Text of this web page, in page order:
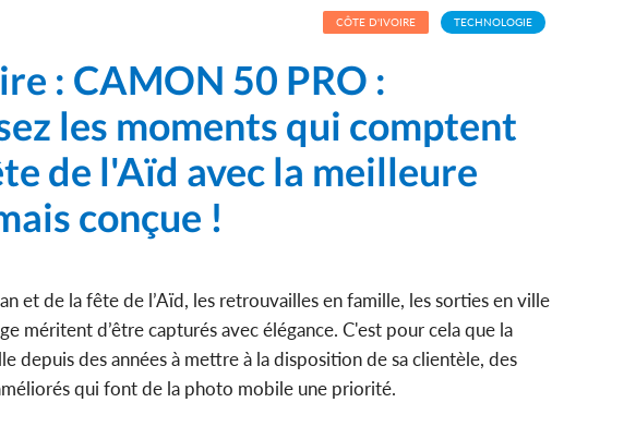
CÔTE D'IVOIRE TECHNOLOGIE
: CAMON 50 PRO :
les moments qui comptent
de l'Aïd avec la meilleure
conçue !
et de la fête de l’Aïd, les retrouvailles en famille, les sorties en ville
méritent d’être capturés avec élégance. C'est pour cela que la
depuis des années à mettre à la disposition de sa clientèle, des
qui font de la photo mobile une priorité.